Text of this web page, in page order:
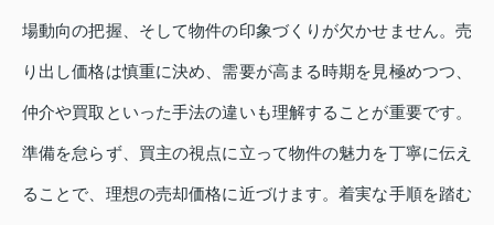
場動向の把握、そして物件の印象づくりが欠かせません。売
り出し価格は慎重に決め、需要が高まる時期を見極めつつ、
仲介や買取といった手法の違いも理解することが重要です。
準備を怠らず、買主の視点に立って物件の魅力を丁寧に伝え
ることで、理想の売却価格に近づけます。着実な手順を踏む